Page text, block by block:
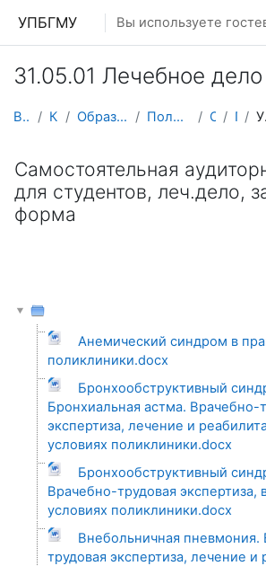
УПБГМУ Вы используете
31.05.01 Лечебное дело
В начало Кафедры Образование 2025-2026 уч.год Поликлинической терапии О курсе ПТЛФ
Самостоятельная
для студентов, леч.дело,
форма
Анемический синдром в
поликлиники.docx
Бронхообструктивный
Бронхиальная астма. Врачебно-
экспертиза, лечение и
условиях поликлиники.docx
Бронхообструктивный
Врачебно-трудовая экспертиза,
условиях поликлиники.docx
Внебольничная пневмония.
трудовая экспертиза, лечение и